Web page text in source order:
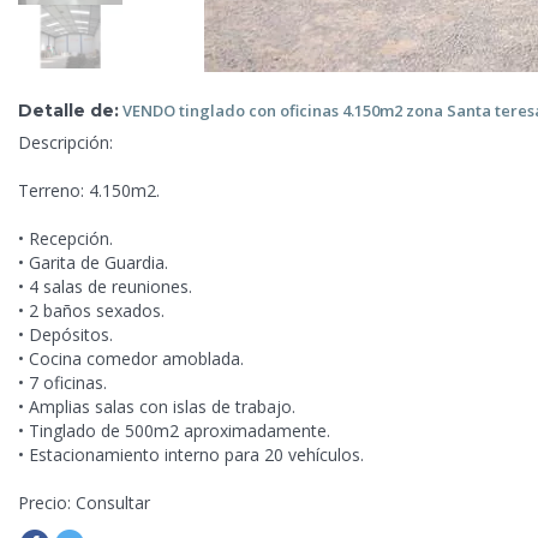
Detalle de:VENDOtinglado con oficinas 4.150m2 zona Santa
Descripción:
Terreno: 4.150m2.
• Recepción.
• Garita de Guardia.
• 4 salas de reuniones.
• 2 baños sexados.
• Depósitos.
• Cocina comedor amoblada.
• 7 oficinas.
• Amplias salas con islas de trabajo.
• Tinglado de 500m2 aproximadamente.
• Estacionamiento interno para 20 vehículos.
Precio: Consultar